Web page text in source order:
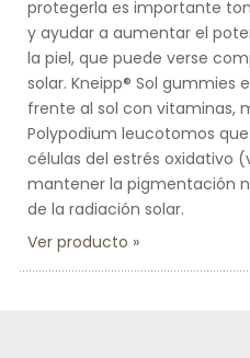
protegerla es importante
y ayudar a aumentar el
la piel, que puede verse
solar. Kneipp® Sol gummies
frente al sol con vitaminas,
Polypodium leucotomos
células del estrés oxidativo
mantener la pigmentación
de la radiación solar.
Ver producto